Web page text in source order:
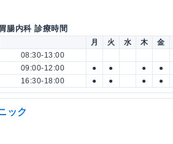
胃腸内科 診療時間
月 火 水 木 金
08:30-13:00
09:00-12:00
● ● ●
●
16:30-18:00
● ● ● ●
ック